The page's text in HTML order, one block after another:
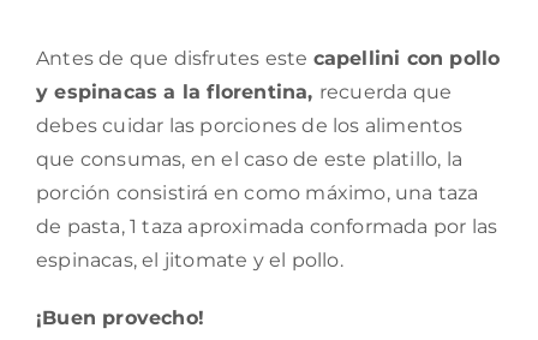
Antes de que disfrutes este capellini con pollo
y espinacas a la florentina, recuerda que
debes cuidar las porciones de los alimentos
que consumas, en el caso de este platillo, la
porción consistirá en como máximo, una taza
de pasta, 1 taza aproximada conformada por las
espinacas, el jitomate y el pollo.
¡Buen provecho!